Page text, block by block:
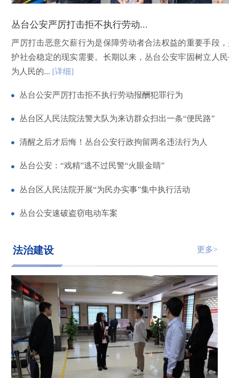
丛台公安严厉打击拒不执行劳动...
严厉打击恶意欠薪行为是保障劳动者合法权益的重要手段
护社会稳定的现实需要。长期以来，丛台公安牢固树立人
为人民的... [详细]
丛台公安严厉打击拒不执行劳动报酬犯罪行为
丛台区人民法院法警大队为来访群众扫出一条“便民路”
清醒之后才后悔！丛台公安行政拘留两名违法行为人
丛台公安：“戏精”逃不过民警“火眼金睛”
丛台区人民法院开展“为民办实事”集中执行活动
丛台公安速破盗窃电动车案
法治建设 更多>